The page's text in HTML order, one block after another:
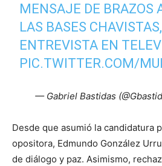
MENSAJE DE BRAZOS
LAS BASES
ENTREVISTA EN
PIC.TWITTER.COM/
— Gabriel Bastidas
Desde que asumió la candidatura
opositora, Edmundo González
de diálogo y paz. Asimismo,